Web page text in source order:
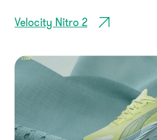
Velocity Nitro 2